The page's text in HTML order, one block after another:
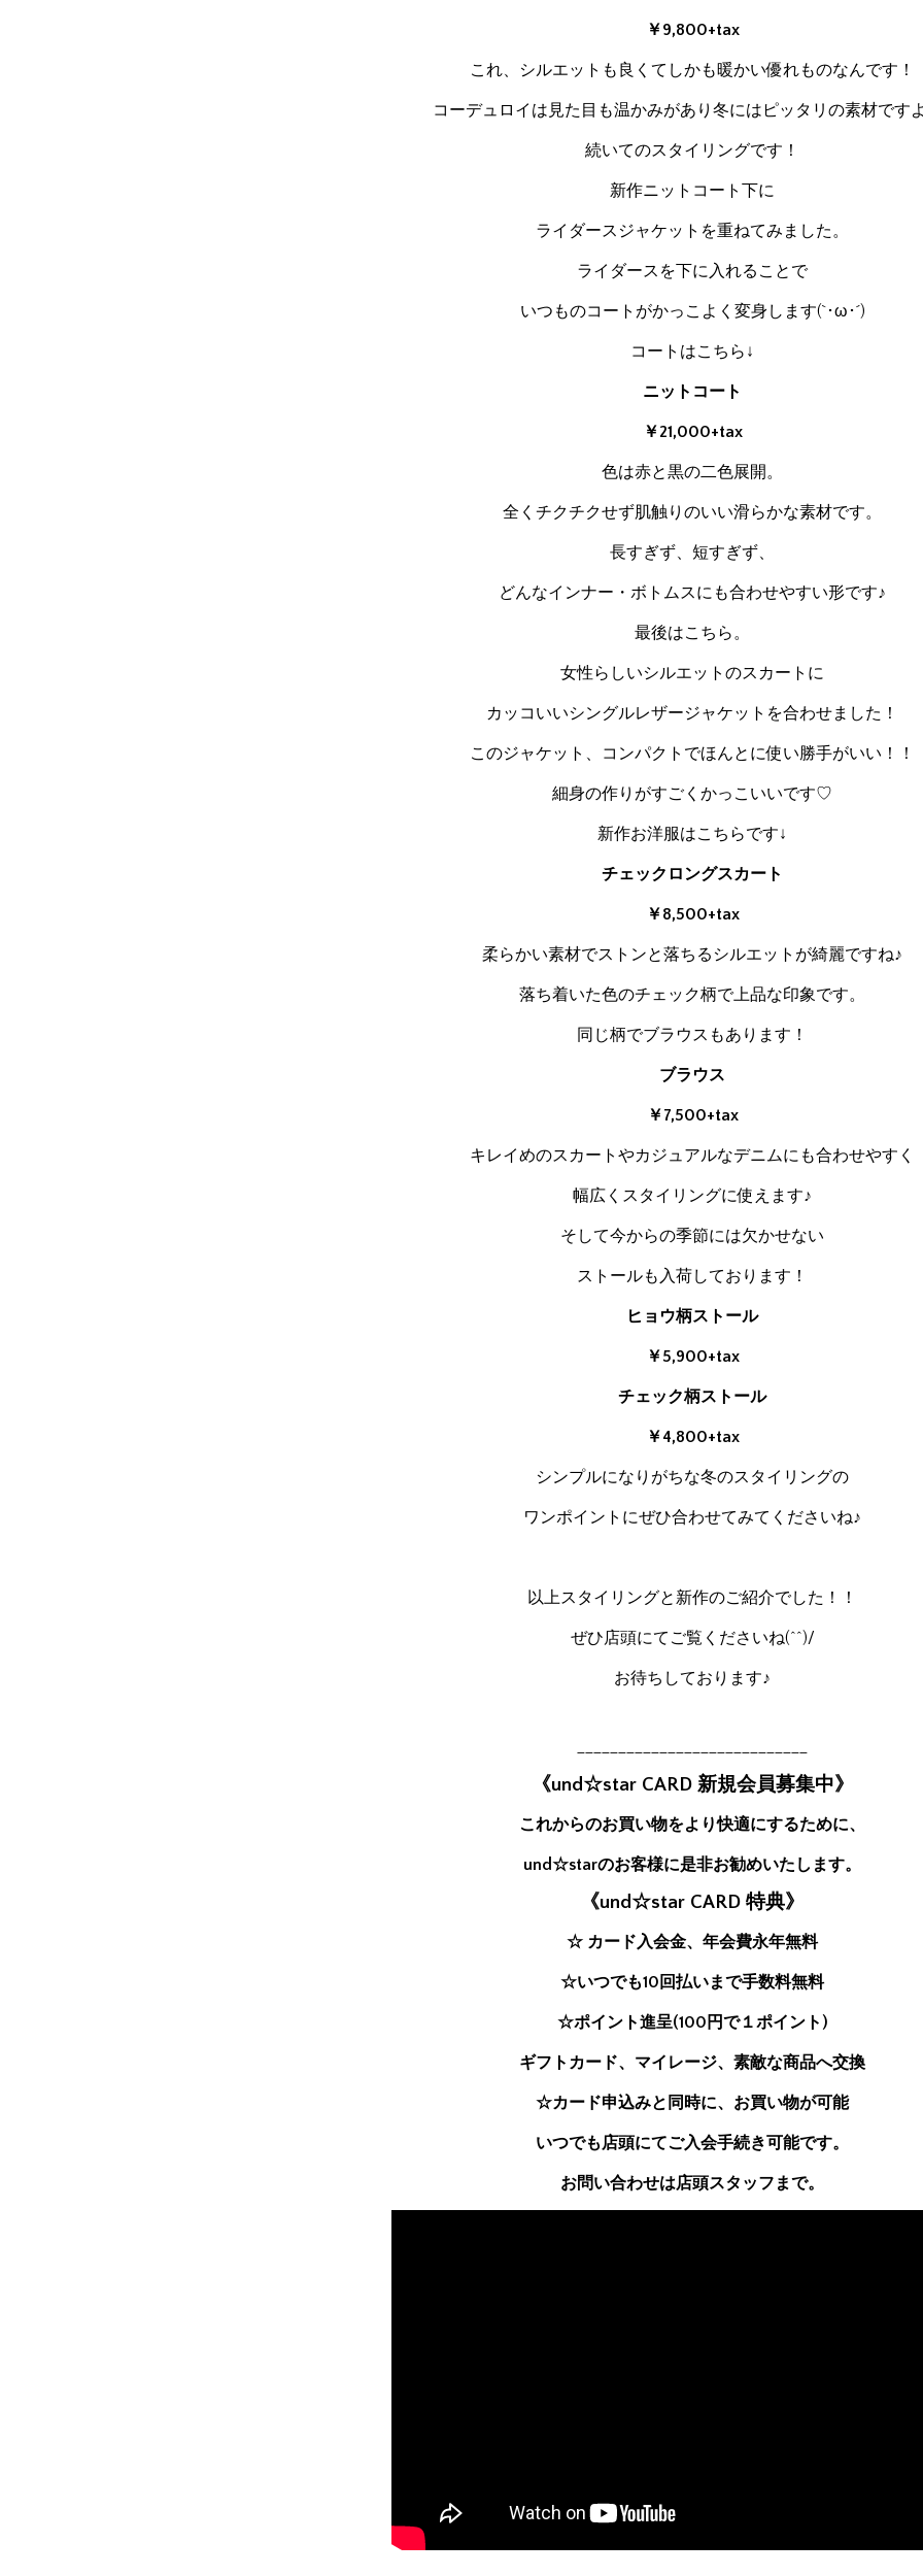
￥9,800+tax
これ、シルエットも良くてしかも暖かい優れものなんです！
コーデュロイは見た目も温かみがあり冬にはピッタリの素材です
続いてのスタイリングです！
新作ニットコート下に
ライダースジャケットを重ねてみました。
ライダースを下に入れることで
いつものコートがかっこよく変身します(`･ω･´)
コートはこちら↓
ニットコート
￥21,000+tax
色は赤と黒の二色展開。
全くチクチクせず肌触りのいい滑らかな素材です。
長すぎず、短すぎず、
どんなインナー・ボトムスにも合わせやすい形です♪
最後はこちら。
女性らしいシルエットのスカートに
カッコいいシングルレザージャケットを合わせました！
このジャケット、コンパクトでほんとに使い勝手がいい！！
細身の作りがすごくかっこいいです♡
新作お洋服はこちらです↓
チェックロングスカート
￥8,500+tax
柔らかい素材でストンと落ちるシルエットが綺麗ですね♪
落ち着いた色のチェック柄で上品な印象です。
同じ柄でブラウスもあります！
ブラウス
￥7,500+tax
キレイめのスカートやカジュアルなデニムにも合わせやすく
幅広くスタイリングに使えます♪
そして今からの季節には欠かせない
ストールも入荷しております！
ヒョウ柄ストール
￥5,900+tax
チェック柄ストール
￥4,800+tax
シンプルになりがちな冬のスタイリングの
ワンポイントにぜひ合わせてみてくださいね♪
以上スタイリングと新作のご紹介でした！！
ぜひ店頭にてご覧くださいね(^^)/
お待ちしております♪
《und☆star CARD 新規会員募集中》
これからのお買い物をより快適にするために、
und☆starのお客様に是非お勧めいたします。
《und☆star CARD 特典》
☆ カード入会金、年会費永年無料
☆いつでも10回払いまで手数料無料
☆ポイント進呈(100円で１ポイント)
ギフトカード、マイレージ、素敵な商品へ交換
☆カード申込みと同時に、お買い物が可能
いつでも店頭にてご入会手続き可能です。
お問い合わせは店頭スタッフまで。